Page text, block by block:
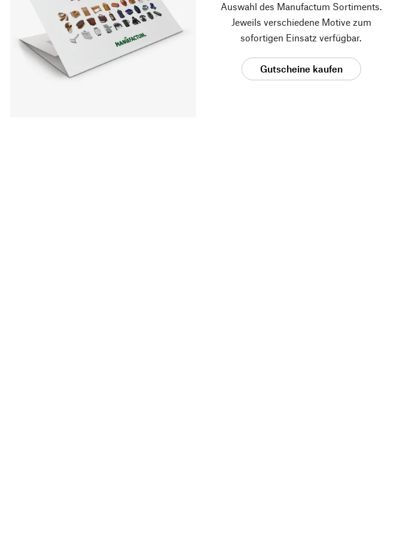
Auswahl des Manufactum Sortiments.
Jeweils verschiedene Motive zum
sofortigen Einsatz verfügbar.
Gutscheine kaufen